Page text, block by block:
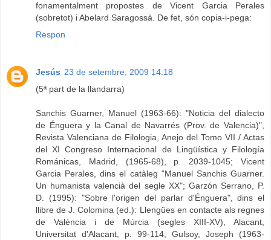
fonamentalment propostes de Vicent Garcia Perales
(sobretot) i Abelard Saragossà. De fet, són copia-i-pega:
Respon
Jesús 23 de setembre, 2009 14:18
(5ª part de la llandarra)
Sanchis Guarner, Manuel (1963-66): "Noticia del dialecto
de Énguera y la Canal de Navarrés (Prov. de Valencia)",
Revista Valenciana de Filologia, Anejo del Tomo VII / Actas
del XI Congreso Internacional de Lingüística y Filología
Románicas, Madrid, (1965-68), p. 2039-1045; Vicent
Garcia Perales, dins el catàleg "Manuel Sanchis Guarner.
Un humanista valencià del segle XX"; Garzón Serrano, P.
D. (1995): "Sobre l'origen del parlar d'Énguera", dins el
llibre de J. Colomina (ed.): Llengües en contacte als regnes
de València i de Múrcia (segles XIII-XV), Alacant,
Universitat d'Alacant, p. 99-114; Gulsoy, Joseph (1963-